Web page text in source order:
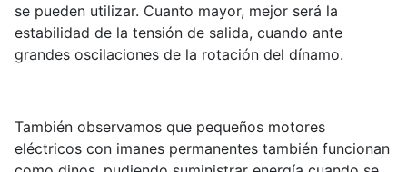
se pueden utilizar. Cuanto mayor, mejor será la
estabilidad de la tensión de salida, cuando ante
grandes oscilaciones de la rotación del dínamo.
También observamos que pequeños motores
eléctricos con imanes permanentes también funcionan